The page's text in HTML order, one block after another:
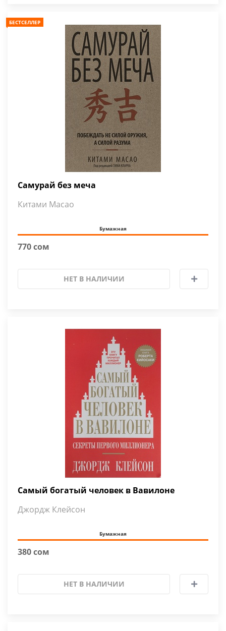
БЕСТСЕЛЛЕР
Самурай без меча
Китами Масао
Бумажная
770 сом
НЕТ В НАЛИЧИИ
Самый богатый человек в Вавилоне
Джордж Клейсон
Бумажная
380 сом
НЕТ В НАЛИЧИИ